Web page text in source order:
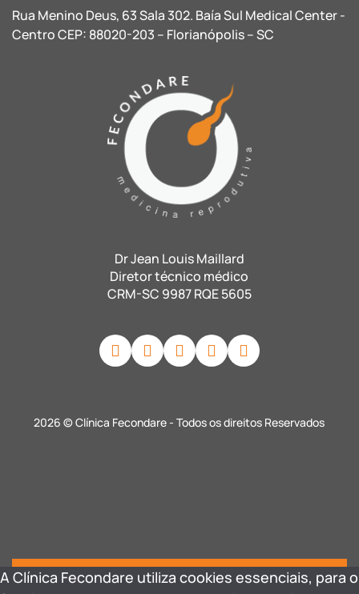
Rua Menino Deus, 63 Sala 302. Baía Sul Medical Center -
Centro CEP: 88020-203 – Florianópolis – SC
Dr Jean Louis Maillard
Diretor técnico médico
CRM-SC 9987 RQE 5605
2026 © Clínica Fecondare - Todos os direitos Reservados
A Clínica Fecondare utiliza cookies essenciais, para o